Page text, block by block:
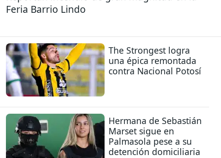
Feria Barrio Lindo
The Strongest logra
una épica remontada
contra Nacional Potosí
Hermana de Sebastián
Marset sigue en
Palmasola pese a su
detención domiciliaria